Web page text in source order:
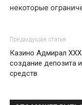
некоторые
Предыдущая статья
Казино Адмирал ХХХ:
создание депозита
средств